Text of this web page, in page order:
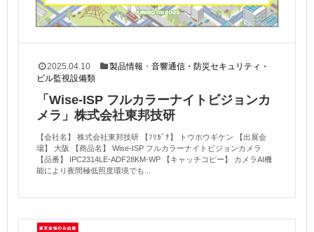
2025.04.10 製品情報 ・音響通信・防災セキュリティ・
ビル監視設備類
「Wise-ISP フルカラーナイトビジョンカ
メラ」株式会社東邦技研
【会社名】 株式会社東邦技研 【ﾌﾘｶﾞﾅ】 トウホウギケン 【出展会
場】 大阪 【商品名】 Wise-ISP フルカラーナイトビジョンカメラ
【品番】 IPC2314LE-ADF28KM-WP 【キャッチコピー】 カメラAI機
能により夜間極低照度環境でも...